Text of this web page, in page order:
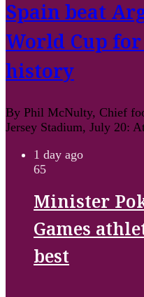
Spain beat
World Cup
history
By Phil McNulty, Chief
Jersey Stadium, July 20:
1 day ago
65
Minister
Games
best